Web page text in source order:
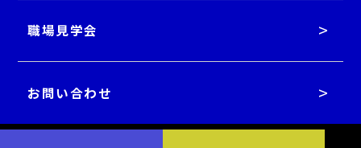
職場見学会
お問い合わせ